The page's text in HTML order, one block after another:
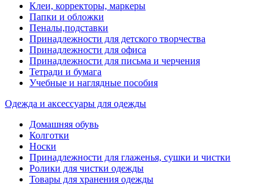
Клеи, корректоры, маркеры
Папки и обложки
Пеналы,подставки
Принадлежности для детского творчества
Принадлежности для офиса
Принадлежности для письма и черчения
Тетради и бумага
Учебные и наглядные пособия
Одежда и аксессуары для одежды
Домашняя обувь
Колготки
Носки
Принадлежности для глаженья, сушки и чистки
Ролики для чистки одежды
Товары для хранения одежды